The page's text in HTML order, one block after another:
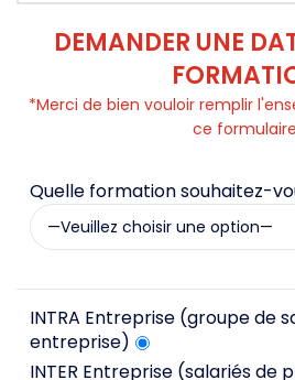
DEMANDER UNE
*Merci de bien vouloir remplir
ce
Quelle formation souhaitez-
INTRA Entreprise (groupe de
entreprise)
INTER Entreprise (salariés de